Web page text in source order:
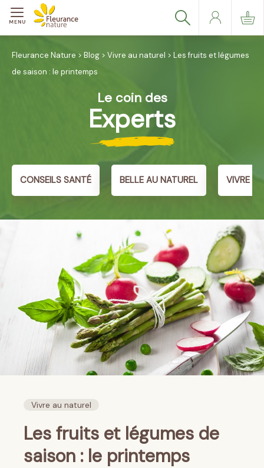
Fleurance Nature > Blog > Vivre au naturel > Les fruits et légumes
de saison : le printemps
Le coin des
Experts
CONSEILS SANTÉ BELLE AU NATUREL VIVRE
Vivre au naturel
Les fruits et légumes de
saison : le printemps